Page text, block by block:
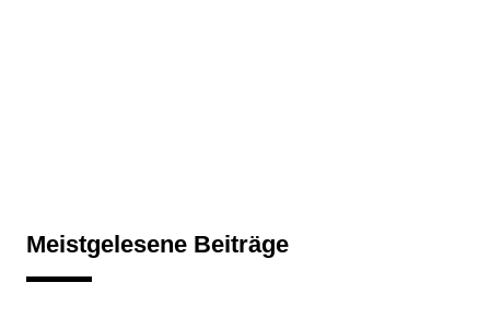
Meistgelesene Beiträge